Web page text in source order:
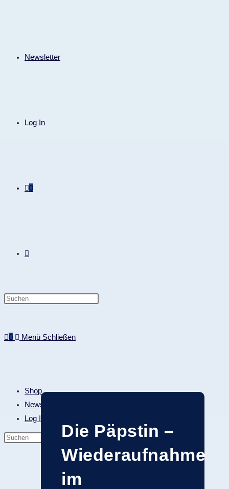
Newsletter
Log In
0
0 Menü Schließen
Shop
Newsletter
Log In
Die Päpstin –
Wiederaufnahme
im